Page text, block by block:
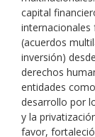
capital
internacionales
(acuerdos
inversión)
derechos
entidades
desarrollo por
y la
favor,